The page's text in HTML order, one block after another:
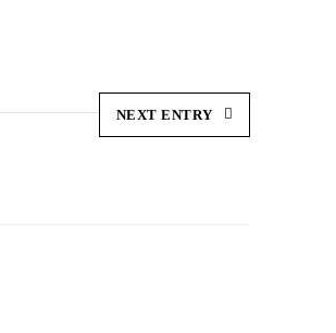
NEXT ENTRY